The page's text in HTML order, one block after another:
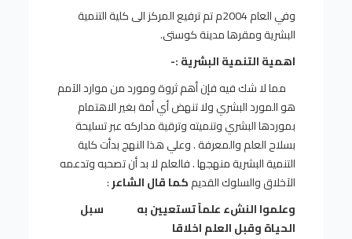
وفي العام 2004م تم ترفيع المركز الى كلية التنمية
البشرية ومقرها مدينة كوستى.
اهمية التنمية البشرية :-
مما لا شك فيه فإن أهم ثروة ومورد من موارد الآمم
هو المورد البشري ولا تنهض أي أمة بغير الاهتمام
بموردها البشري وتنميته وترقية مداركه عبر تسليحة
بسلاح العلم والمعرفة . وعلي هذا النهج بدأت كلية
التنمية البشرية منهجها . فالعلم لا بد أن تصحبه وتدعمه
الآخلاق والسلوك القديمكما قال الشاعر:
وعلموا النشء علماً تستعيين به سبل
الحياة وقبل العلم اخلاقا